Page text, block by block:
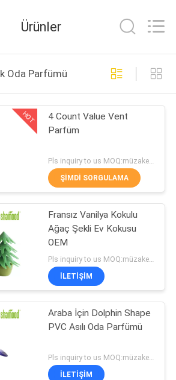
Kokusu
68
Parfümü
47
Oda
48
Ürünler
Oda Parfümü
HOT
4 Count Value Vent
Parfüm
Pls inquiry to us MOQ:müzakere
ŞIMDI SORGULAMA
Fransız Vanilya Kokulu
Ağaç Şekli Ev Kokusu
OEM
İLETIŞIM
Araba İçin Dolphin Shape
PVC Asılı Oda Parfümü
İLETIŞIM